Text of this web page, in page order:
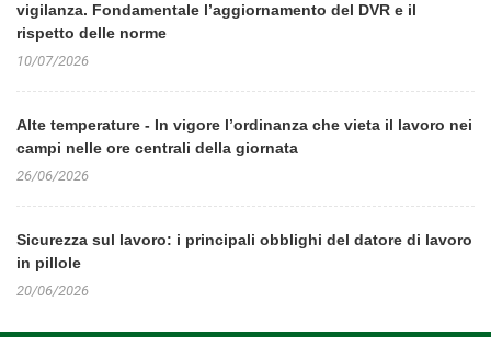
vigilanza. Fondamentale l’aggiornamento del DVR e il
rispetto delle norme
10/07/2026
Alte temperature - In vigore l’ordinanza che vieta il lavoro nei
campi nelle ore centrali della giornata
26/06/2026
Sicurezza sul lavoro: i principali obblighi del datore di lavoro
in pillole
20/06/2026